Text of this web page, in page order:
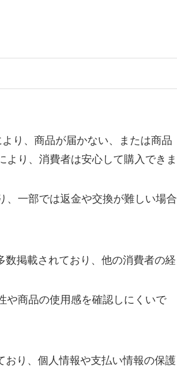
り、商品が届かない、または商品
り、消費者は安心して購入できま
、一部では返金や交換が難しい場合
数掲載されており、他の消費者の経
や商品の使用感を確認しにくいで
おり、個人情報や支払い情報の保護